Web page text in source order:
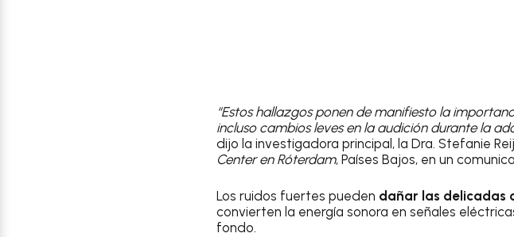
“Estos hallazgos ponen de manifiesto la
incluso cambios leves en la audición durante la
dijo la investigadora principal, la Dra. Stefanie
Center en Róterdam, Países Bajos, en un
Los ruidos fuertes pueden dañar las delicadas
convierten la energía sonora en señales
fondo.